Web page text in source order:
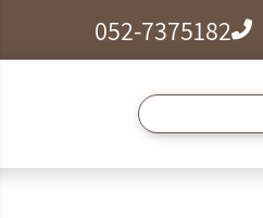
ב99₪
052-7375182